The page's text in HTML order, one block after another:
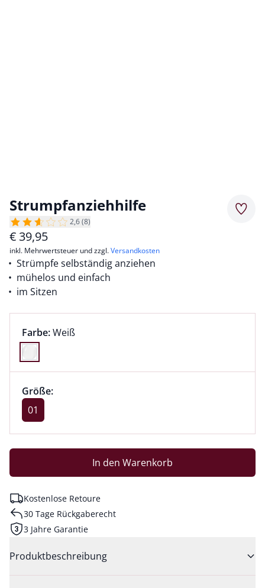
Strumpfanziehhilfe
2,6 (8)
€ 39,95
inkl. Mehrwertsteuer und zzgl.Versandkosten
Strümpfe selbständig anziehen
mühelos und einfach
im Sitzen
Farbauswahl:
Farbe:aktuell ausgewählt:
Weiß
Farbe Weiß ausgewählt
Größenauswahl:
Größe:
Größe 01 ausgewählt
01
In den Warenkorb
Kostenlose Retoure
30 Tage Rückgaberecht
3 Jahre Garantie
Produktbeschreibung